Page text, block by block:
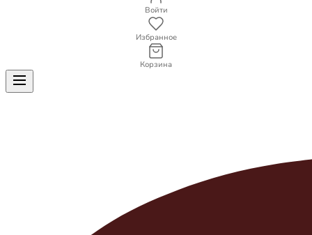
Войти
Избранное
Корзина